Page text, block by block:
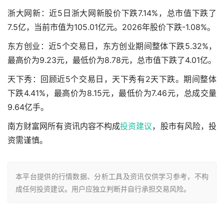
浙大网新：近5日浙大网新股价下跌7.14%，总市值下跌了
7.5亿，当前市值为105.01亿元。2026年股价下跌-1.08%。
东方创业：近5个交易日，东方创业期间整体下跌5.32%，
最高价为9.23元，最低价为8.78元，总市值下跌了4.01亿。
天下秀：回顾近5个交易日，天下秀有2天下跌。期间整体
下跌4.41%，最高价为8.15元，最低价为7.46元，总成交量
9.64亿手。
南方财富网所有资讯内容不构成投资建议，股市有风险，投
资需谨慎。
本平台提供的行情数据、分析工具及资讯仅供学习参考，不构
成任何投资建议。用户应独立判断并自行承担交易风险。